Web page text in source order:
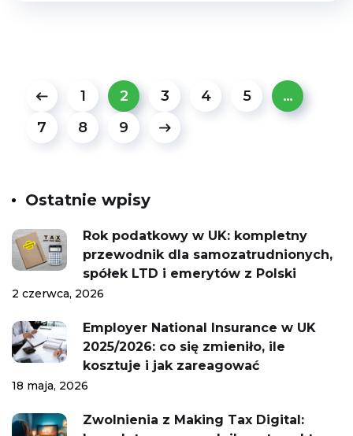
1 2 3 4 5
…
7
8 9
Ostatnie wpisy
Rok podatkowy w UK: kompletny
przewodnik dla samozatrudnionych,
spółek LTD i emerytów z Polski
2 czerwca, 2026
Employer National Insurance w UK
2025/2026: co się zmieniło, ile
kosztuje i jak zareagować
18 maja, 2026
Zwolnienia z Making Tax Digital: